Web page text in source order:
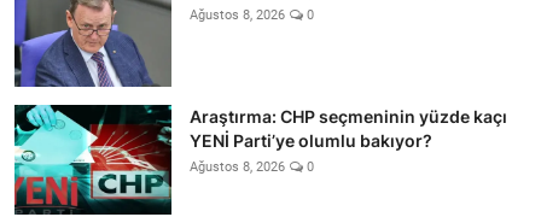
Ağustos 8, 2026 0
Araştırma: CHP seçmeninin yüzde kaçı
YENİ Parti’ye olumlu bakıyor?
Ağustos 8, 2026 0